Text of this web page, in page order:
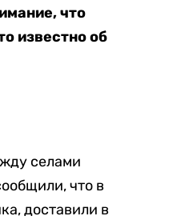
что
известно об
селами
что в
доставили в